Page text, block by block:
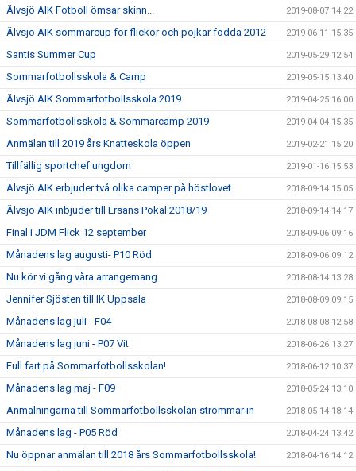
Älvsjö AIK Fotboll ömsar skinn... 2019-08-07 14:22
Älvsjö AIK sommarcup för flickor och pojkar födda 2012 2019-06-11 15:35
Santis Summer Cup 2019-05-29 12:54
Sommarfotbollsskola & Camp 2019-05-15 13:40
Älvsjö AIK Sommarfotbollsskola 2019 2019-04-25 16:00
Sommarfotbollsskola & Sommarcamp 2019 2019-04-04 15:35
Anmälan till 2019 års Knatteskola öppen 2019-02-21 15:20
Tillfällig sportchef ungdom 2019-01-16 15:53
Älvsjö AIK erbjuder två olika camper på höstlovet 2018-09-14 15:05
Älvsjö AIK inbjuder till Ersans Pokal 2018/19 2018-09-14 14:17
Final i JDM Flick 12 september 2018-09-06 09:16
Månadens lag augusti- P10 Röd 2018-09-06 09:12
Nu kör vi gång våra arrangemang 2018-08-14 13:28
Jennifer Sjösten till IK Uppsala 2018-08-09 09:15
Månadens lag juli - F04 2018-08-08 12:58
Månadens lag juni - P07 Vit 2018-06-26 13:27
Full fart på Sommarfotbollsskolan! 2018-06-12 10:37
Månadens lag maj - F09 2018-05-24 13:10
Anmälningarna till Sommarfotbollsskolan strömmar in 2018-05-14 18:14
Månadens lag - P05 Röd 2018-04-24 13:42
Nu öppnar anmälan till 2018 års Sommarfotbollsskola! 2018-04-16 14:12